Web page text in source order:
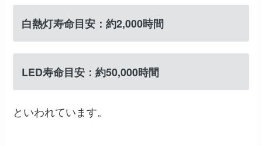
白熱灯寿命目安：約2,000時間
LED寿命目安：約50,000時間
といわれています。